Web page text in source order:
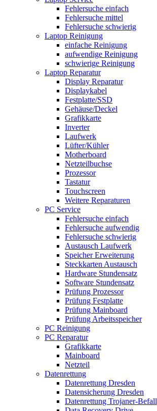
Fehlersuche einfach
Fehlersuche mittel
Fehlersuche schwierig
Laptop Reinigung
einfache Reinigung
aufwendige Reinigung
schwierige Reinigung
Laptop Reparatur
Display Reparatur
Displaykabel
Festplatte/SSD
Gehäuse/Deckel
Grafikkarte
Inverter
Laufwerk
Lüfter/Kühler
Motherboard
Netzteilbuchse
Prozessor
Tastatur
Touchscreen
Weitere Reparaturen
PC Service
Fehlersuche einfach
Fehlersuche aufwendig
Fehlersuche schwierig
Austausch Laufwerk
Speicher Erweiterung
Steckkarten Austausch
Hardware Stundensatz
Software Stundensatz
Prüfung Prozessor
Prüfung Festplatte
Prüfung Mainboard
Prüfung Arbeitsspeicher
PC Reinigung
PC Reparatur
Grafikkarte
Mainboard
Netzteil
Datenrettung
Datenrettung Dresden
Datensicherung Dresden
Datenrettung Trojaner-Befall